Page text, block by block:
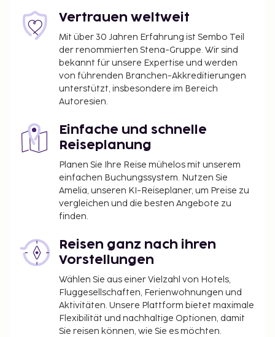
Vertrauen weltweit
Mit über 30 Jahren Erfahrung ist Sembo Teil
der renommierten Stena-Gruppe. Wir sind
bekannt für unsere Expertise und werden
von führenden Branchen-Akkreditierungen
unterstützt, insbesondere im Bereich
Autoresien.
Einfache und schnelle
Reiseplanung
Planen Sie Ihre Reise mühelos mit unserem
einfachen Buchungssystem. Nutzen Sie
Amelia, unseren KI-Reiseplaner, um Preise zu
vergleichen und die besten Angebote zu
finden.
Reisen ganz nach ihren
Vorstellungen
Wählen Sie aus einer Vielzahl von Hotels,
Fluggesellschaften, Ferienwohnungen und
Aktivitäten. Unsere Plattform bietet maximale
Flexibilität und nachhaltige Optionen, damit
Sie reisen können, wie Sie es möchten.